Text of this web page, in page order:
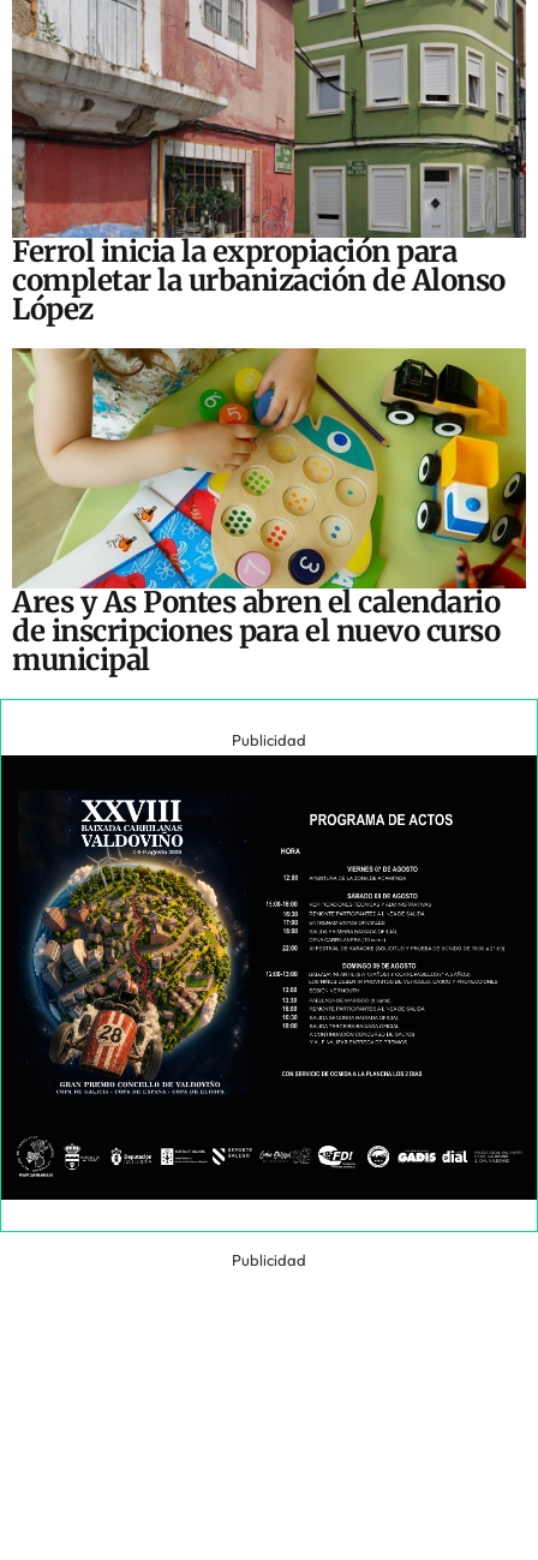
Ferrol inicia la expropiación para
completar la urbanización de Alonso
López
Ares y As Pontes abren el calendario
de inscripciones para el nuevo curso
municipal
Publicidad
Publicidad